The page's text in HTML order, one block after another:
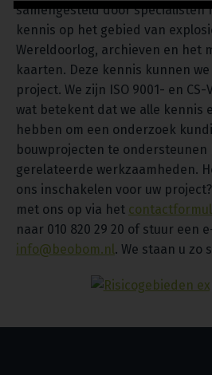
samengesteld door specialisten
kennis op het gebied van
Wereldoorlog, archieven en het
kaarten. Deze kennis kunnen
project. We zijn ISO 9001- en
wat betekent dat we alle kennis
hebben om een onderzoek
bouwprojecten te ondersteunen
gerelateerde werkzaamheden.
ons inschakelen voor uw
met ons op via het
naar 010 820 29 20 of stuur een
info@beobom.nl. We staan u zo